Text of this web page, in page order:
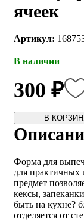
ячеек
Артикул:
В наличии
300 ₽
В
Форма для
для
предмет
кексы,
быть на кухне?
отделяется от